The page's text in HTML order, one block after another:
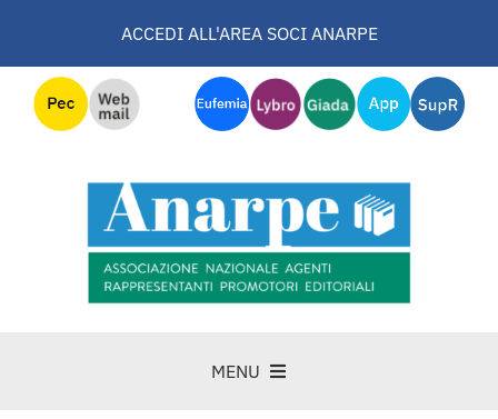
contenuto
ACCEDI ALL'AREA SOCI ANARPE
MENU